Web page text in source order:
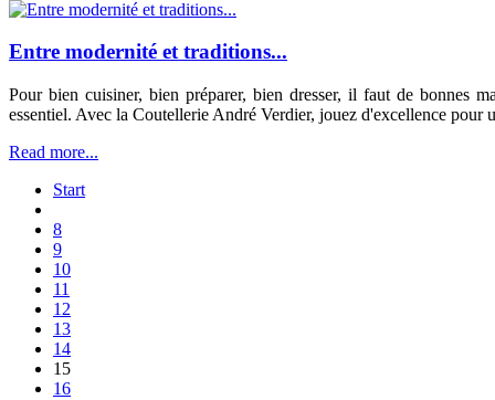
Entre modernité et traditions...
Pour bien cuisiner, bien préparer, bien dresser, il faut de bonnes
essentiel. Avec la Coutellerie André Verdier, jouez d'excellence pour
Read more...
Start
8
9
10
11
12
13
14
15
16